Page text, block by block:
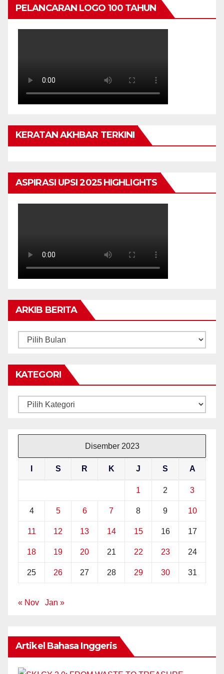
PELANCARAN LOGO 100 TAHUN
KERATAN AKHBAR TERKINI
ASPIRASI UPSI 2025 HIGHLIGHTS
ARKIB BERITA
ARKIB
KATEGORI
Kategori
Disember 2023
S R K J S A
1 2 3
4 5 6 7 8 9 10
11 12 13 14 15 16 17
18 19 20 21 22 23 24
25 26 27 28 29 30 31
« Nov Jan »
Artikel Bahasa Inggeris